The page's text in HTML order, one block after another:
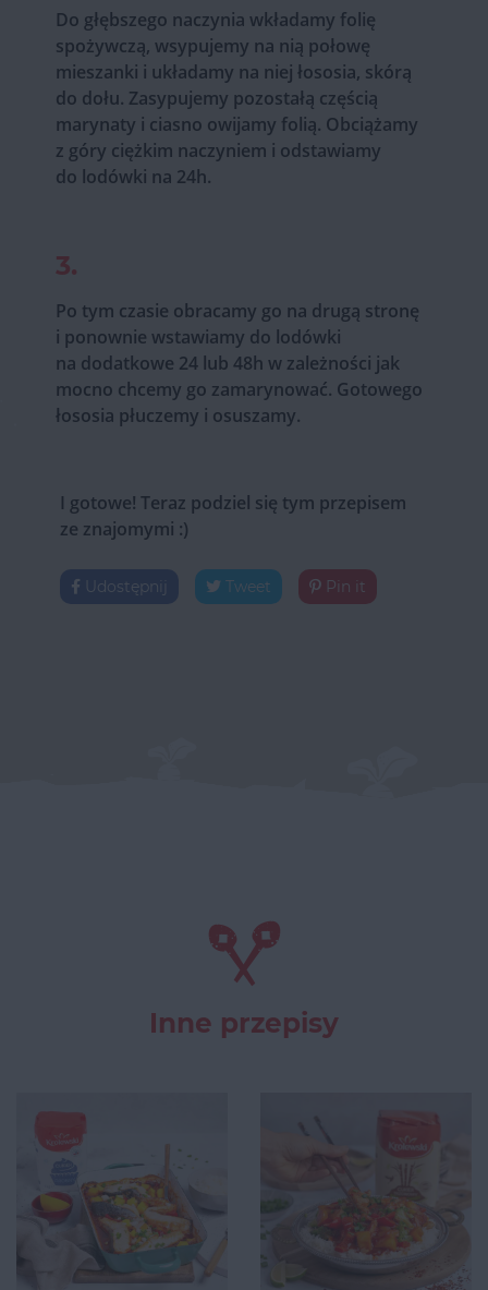
Do głębszego naczynia wkładamy folię
spożywczą, wsypujemy na nią połowę
mieszanki i układamy na niej łososia, skórą
do dołu. Zasypujemy pozostałą częścią
marynaty i ciasno owijamy folią. Obciążamy
z góry ciężkim naczyniem i odstawiamy
do lodówki na 24h.
3.
Po tym czasie obracamy go na drugą stronę
i ponownie wstawiamy do lodówki
na dodatkowe 24 lub 48h w zależności jak
mocno chcemy go zamarynować. Gotowego
łososia płuczemy i osuszamy.
I gotowe! Teraz podziel się tym przepisem
ze znajomymi :)
Udostępnij Tweet Pin it
Inne przepisy